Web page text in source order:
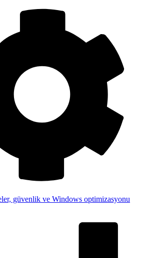
güvenlik ve Windows optimizasyonu